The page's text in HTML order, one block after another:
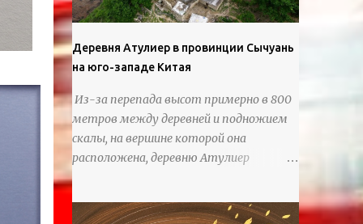
Деревня Атулиер в провинции Сычуань
на юго-западе Китая
Из-за перепада высот примерно в 800
метров между деревней и подножием
скалы, на вершине которой она
расположена, деревню Атулиер
называют “Деревней утесов”. Это
лестница из ротанга, по которой
жители деревни поднимаются и